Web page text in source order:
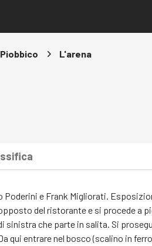
Piobbico L'arena
e Frank Migliorati.
del ristorante e si procede a
sinistra che parte in salita. Si
qui entrare nel bosco (scalino in